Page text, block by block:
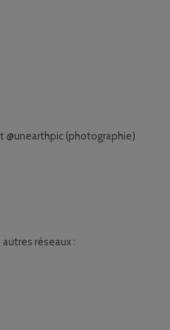
@unearthpic (photographie)
réseaux :